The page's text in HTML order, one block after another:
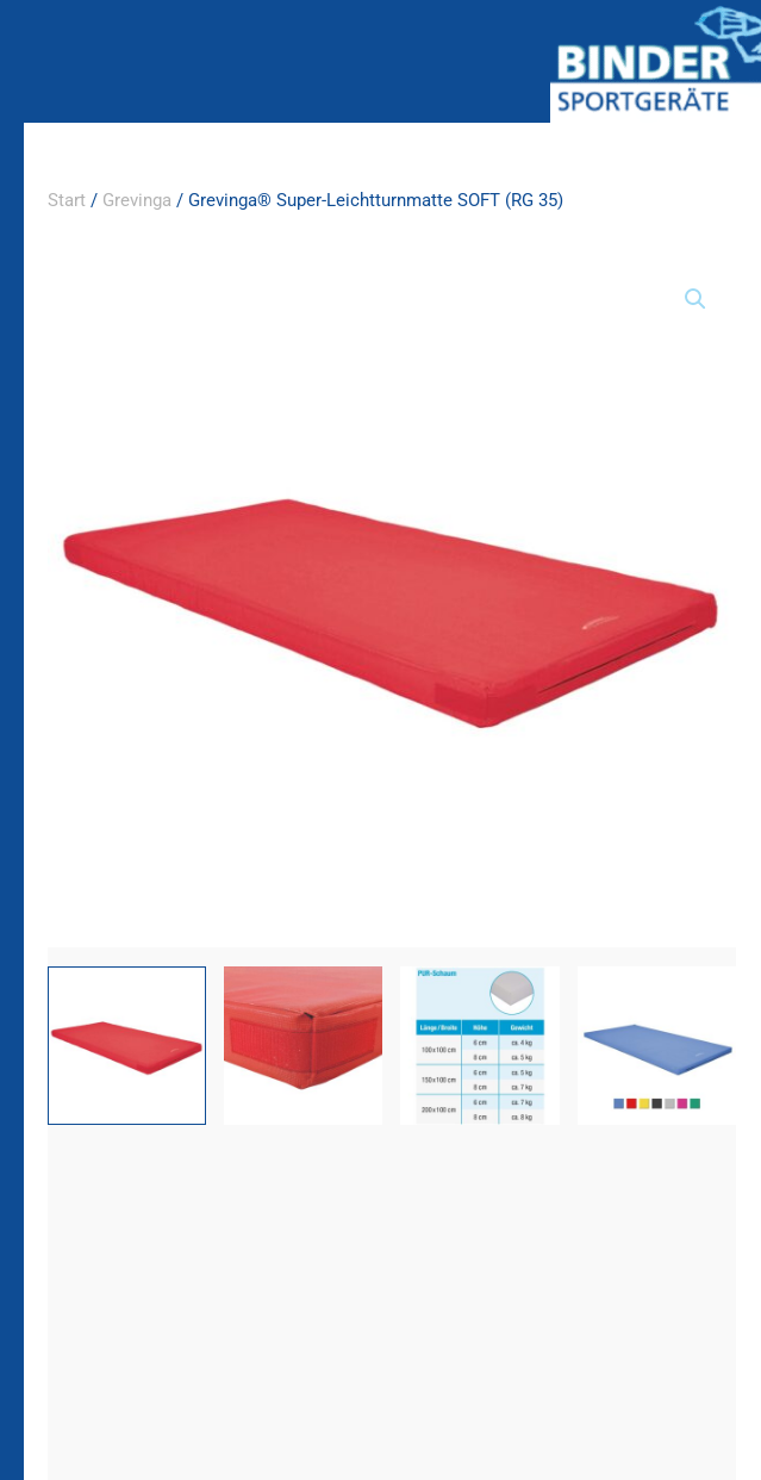
Start / Grevinga / Grevinga® Super-Leichtturnmatte SOFT (RG 35)